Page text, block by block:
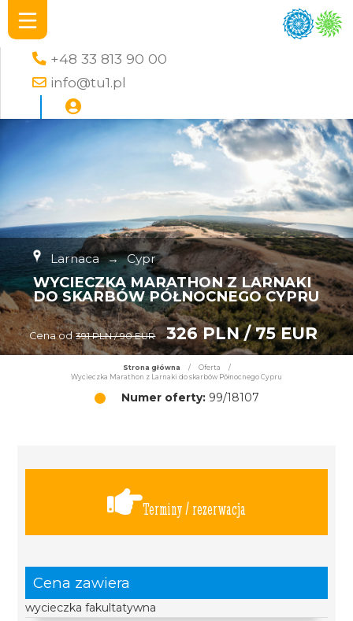
+48 33 813 90 00
info@tu1.pl
Larnaca → Cypr
WYCIECZKA MARATHON Z LARNAKI
DO SKARBÓW PÓŁNOCNEGO CYPRU
Cena od 391 PLN / 90 EUR 326 PLN / 75 EUR
Strona główna / Oferta
/
Wycieczka Marathon z Larnaki do skarbów Północnego Cypru
Numer oferty:99/18107
Terminy / rezerwacja
Cena zawiera
wycieczka fakultatywna